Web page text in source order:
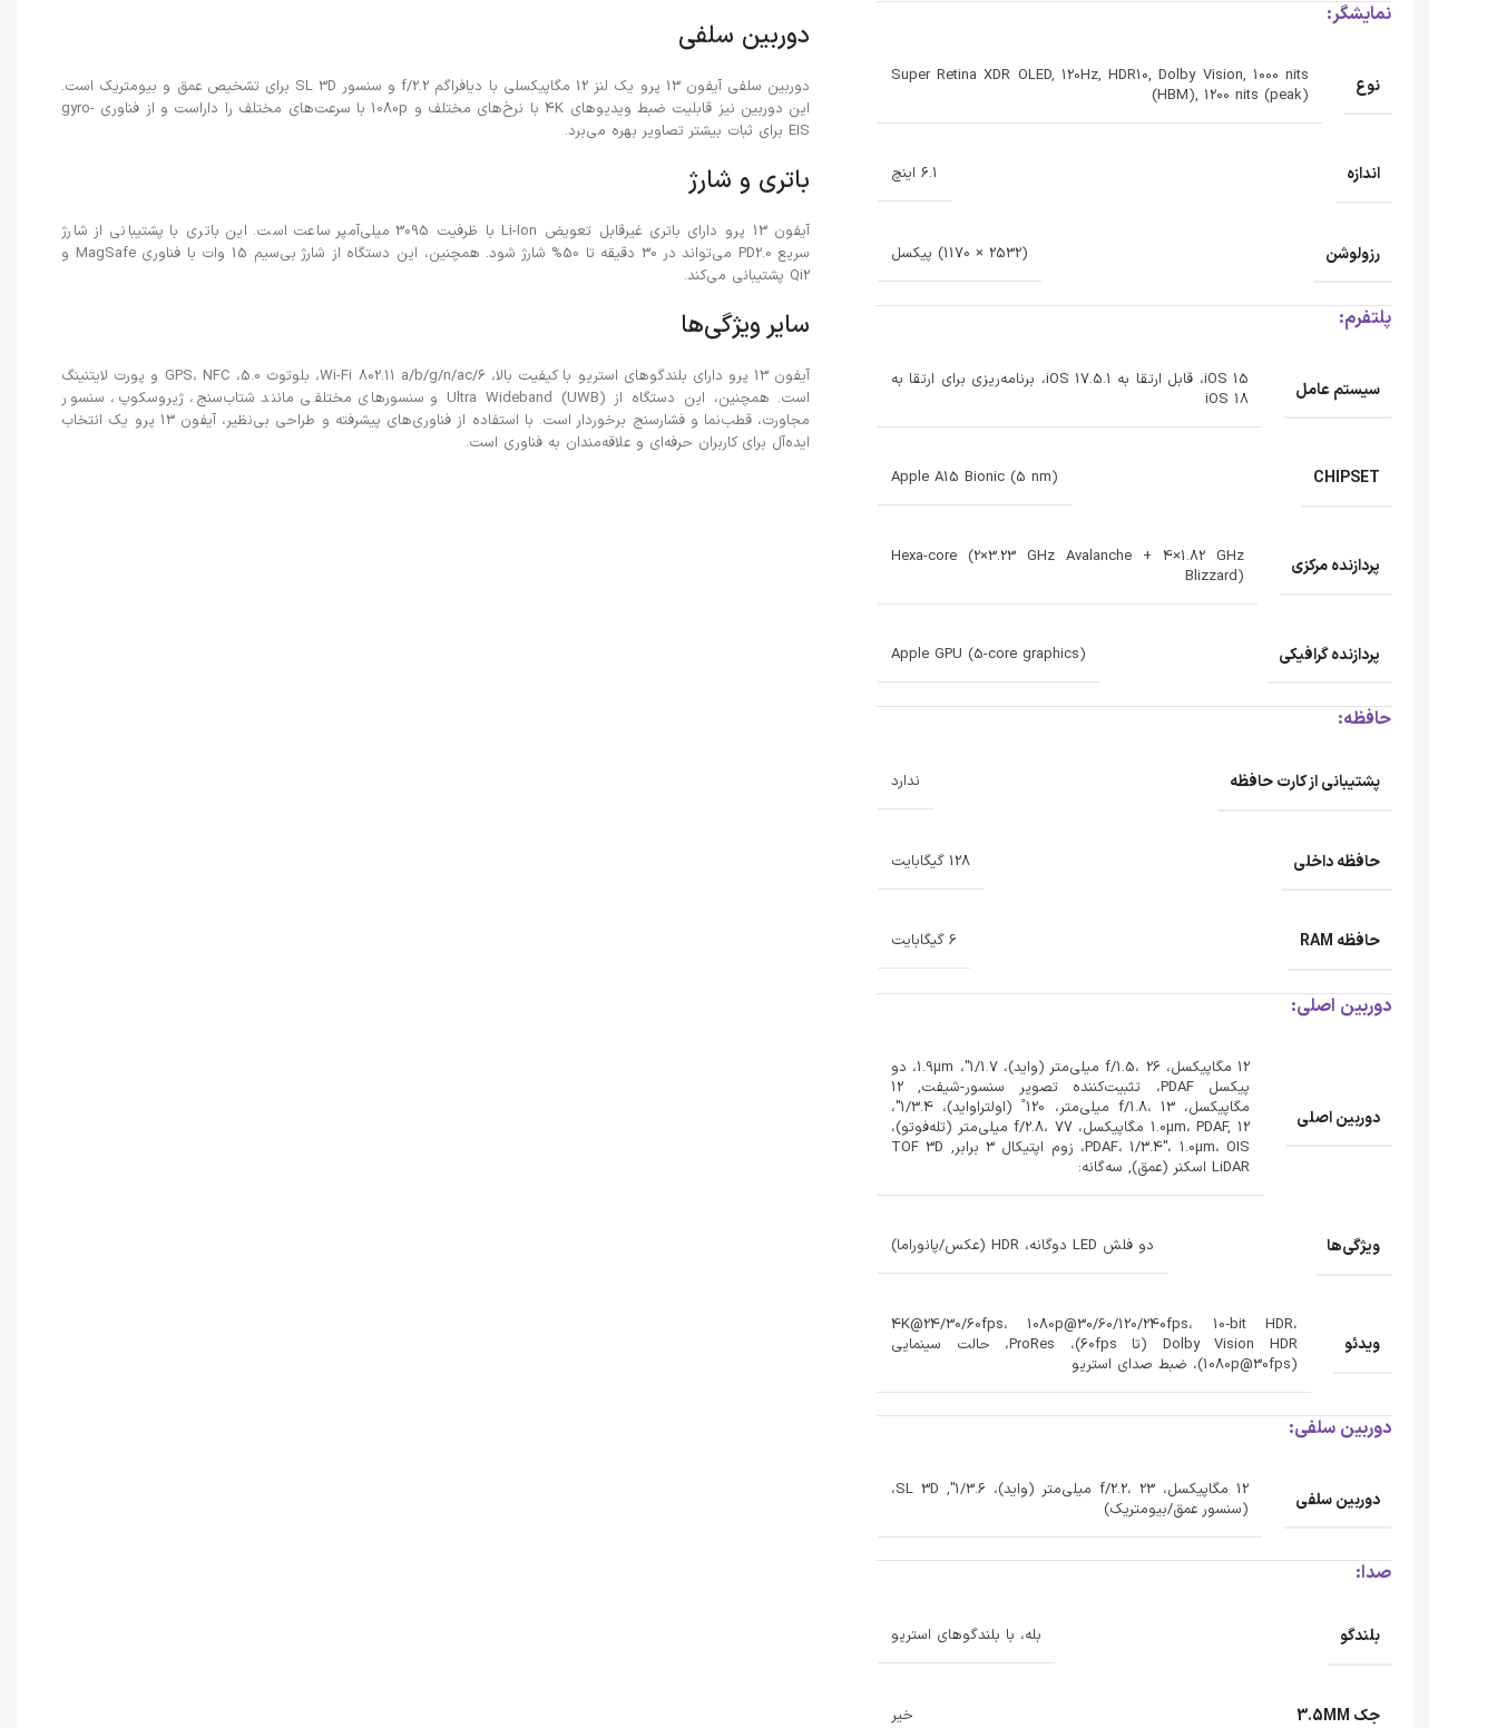
نمایشگر:
نوع
Super Retina XDR OLED, 120Hz, HDR10, Dolby Vision, 1000 nits
(HBM), 1200 nits (peak)
اندازه 6.1 اینچ
رزولوشن (2532 × 1170) پیکسل
پلتفرم:
سیستم عامل
iOS 15، قابل ارتقا به iOS 17.5.1، برنامه‌ریزی برای ارتقا به
iOS 18
CHIPSET
Apple A15 Bionic (5 nm)
پردازنده‌ مرکزی
Hexa-core (2×3.23 GHz Avalanche + 4×1.82 GHz
Blizzard)
پردازنده‌ گرافیکی Apple GPU (5-core graphics)
حافظه:
پشتیبانی از کارت حافظه ندارد
حافظه داخلی 128 گیگابایت
حافظه RAM 6 گیگابایت
دوربین اصلی:
دوربین اصلی
12 مگاپیکسل، f/1.5، 26 میلی‌متر (واید)، 1/1.7"، 1.9µm، دو
پیکسل PDAF، تثبیت‌کننده تصویر سنسور-شیفت, 12
مگاپیکسل، f/1.8، 13 میلی‌متر، 120˚ (اولتراواید)، 1/3.4"،
1.0µm، PDAF, 12 مگاپیکسل، f/2.8، 77 میلی‌متر (تله‌فوتو)،
PDAF، 1/3.4"، 1.0µm، OIS، زوم اپتیکال 3 برابر, TOF 3D
LiDAR اسکنر (عمق), سه‌گانه:
ویژگی‌ها دو فلش LED دوگانه، HDR (عکس/پانوراما)
ویدئو
4K@24/30/60fps، 1080p@30/60/120/240fps، 10‑bit HDR،
Dolby Vision HDR (تا 60fps)، ProRes، حالت سینمایی
(1080p@30fps)، ضبط صدای استریو
دوربین سلفی:
دوربین سلفی
12 مگاپیکسل، f/2.2، 23 میلی‌متر (واید)، 1/3.6", SL 3D،
(سنسور عمق/بیومتریک)
صدا:
بلندگو بله، با بلندگوهای استریو
جک 3.5MM خیر
دوربین سلفی
دوربین سلفی آیفون 13 پرو یک لنز 12 مگاپیکسلی با دیافراگم f/2.2 و سنسور SL 3D برای تشخیص عمق و بیومتریک است.
این دوربین نیز قابلیت ضبط ویدیوهای 4K با نرخ‌های مختلف و 1080p با سرعت‌های مختلف را داراست و از فناوری gyro-
EIS برای ثبات بیشتر تصاویر بهره می‌برد.
باتری و شارژ
آیفون 13 پرو دارای باتری غیرقابل تعویض Li-Ion با ظرفیت 3095 میلی‌آمپر ساعت است. این باتری با پشتیبانی از شارژ
سریع PD2.0 می‌تواند در 30 دقیقه تا 50% شارژ شود. همچنین، این دستگاه از شارژ بی‌سیم 15 وات با فناوری MagSafe و
Qi2 پشتیبانی می‌کند.
سایر ویژگی‌ها
آیفون 13 پرو دارای بلندگوهای استریو با کیفیت بالا، Wi-Fi 802.11 a/b/g/n/ac/6، بلوتوث 5.0، GPS، NFC و پورت لایتنینگ
است. همچنین، این دستگاه از Ultra Wideband (UWB) و سنسورهای مختلفی مانند شتاب‌سنج، ژیروسکوپ، سنسور
مجاورت، قطب‌نما و فشارسنج برخوردار است. با استفاده از فناوری‌های پیشرفته و طراحی بی‌نظیر، آیفون 13 پرو یک انتخاب
ایده‌آل برای کاربران حرفه‌ای و علاقه‌مندان به فناوری است.